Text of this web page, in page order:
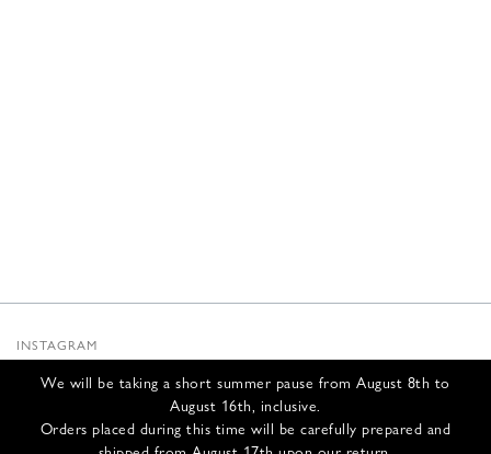
We will be taking a short summer pause from August 8th to
August 16th, inclusive.
Orders placed during this time will be carefully prepared and
INSTAGRAM
INFOS